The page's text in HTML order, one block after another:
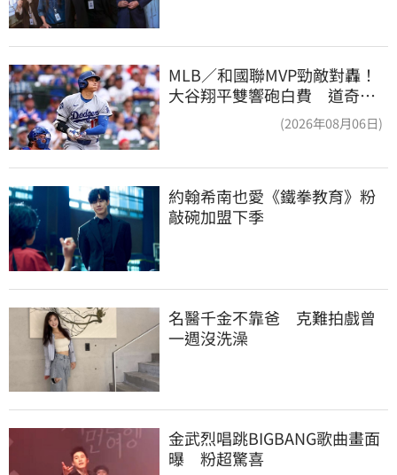
MLB／和國聯MVP勁敵對轟！
大谷翔平雙響砲白費 道奇連2
(2026年08月06日)
約翰希南也愛《鐵拳教育》粉
敲碗加盟下季
名醫千金不靠爸　克難拍戲曾
一週沒洗澡
金武烈唱跳BIGBANG歌曲畫面
曝　粉超驚喜